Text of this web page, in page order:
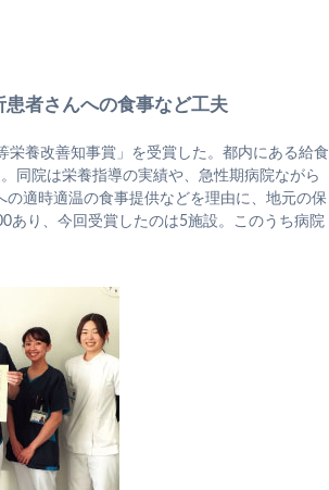
者さんへの食事など工夫
養改善知事賞」を受賞した。都内にある給食
同院は栄養指導の実績や、急性期病院ながら
適時適温の食事提供などを理由に、地元の保
あり、今回受賞したのは5施設。このうち病院